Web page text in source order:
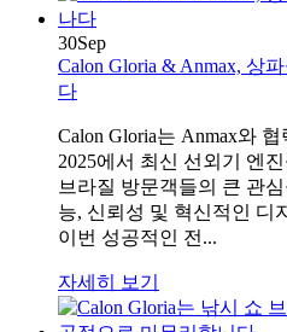
30Sep
Calon Gloria & Anmax, 상
다
Calon Gloria는 Anmax와 협
2025에서 최신 선외기 엔
브라질 방문객들의 큰 관
능, 신뢰성 및 혁신적인 디
이번 성공적인 전...
자세히 보기